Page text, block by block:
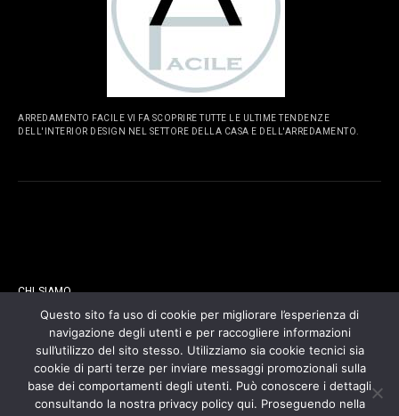
ARREDAMENTO FACILE VI FA SCOPRIRE TUTTE LE ULTIME TENDENZE
DELL'INTERIOR DESIGN NEL SETTORE DELLA CASA E DELL'ARREDAMENTO.
CHI SIAMO
CONTATTI
COOKIES POLICY
Questo sito fa uso di cookie per migliorare l’esperienza di
navigazione degli utenti e per raccogliere informazioni
sull’utilizzo del sito stesso. Utilizziamo sia cookie tecnici sia
cookie di parti terze per inviare messaggi promozionali sulla
base dei comportamenti degli utenti. Può conoscere i dettagli
consultando la nostra privacy policy qui. Proseguendo nella